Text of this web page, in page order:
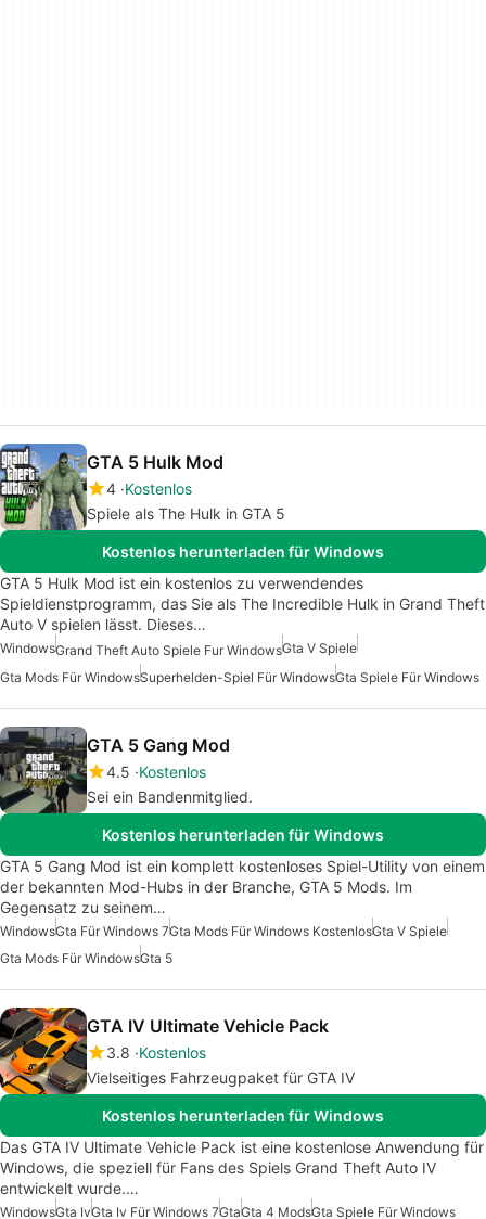
GTA 5 Hulk Mod
4 Kostenlos
Spiele als The Hulk in GTA 5
Kostenlos herunterladen für Windows
GTA 5 Hulk Mod ist ein kostenlos zu verwendendes
Spieldienstprogramm, das Sie als The Incredible Hulk in Grand Theft
Auto V spielen lässt. Dieses…
WindowsGrand Theft Auto Spiele Fur WindowsGta V Spiele
Gta Mods Für WindowsSuperhelden-Spiel Für WindowsGta Spiele Für Windows
GTA 5 Gang Mod
4.5 Kostenlos
Sei ein Bandenmitglied.
Kostenlos herunterladen für Windows
GTA 5 Gang Mod ist ein komplett kostenloses Spiel-Utility von einem
der bekannten Mod-Hubs in der Branche, GTA 5 Mods. Im
Gegensatz zu seinem…
WindowsGta Für Windows 7Gta Mods Für Windows KostenlosGta V Spiele
Gta Mods Für WindowsGta 5
GTA IV Ultimate Vehicle Pack
3.8 Kostenlos
Vielseitiges Fahrzeugpaket für GTA IV
Kostenlos herunterladen für Windows
Das GTA IV Ultimate Vehicle Pack ist eine kostenlose Anwendung für
Windows, die speziell für Fans des Spiels Grand Theft Auto IV
entwickelt wurde.…
WindowsGta IvGta Iv Für Windows 7GtaGta 4 ModsGta Spiele Für Windows